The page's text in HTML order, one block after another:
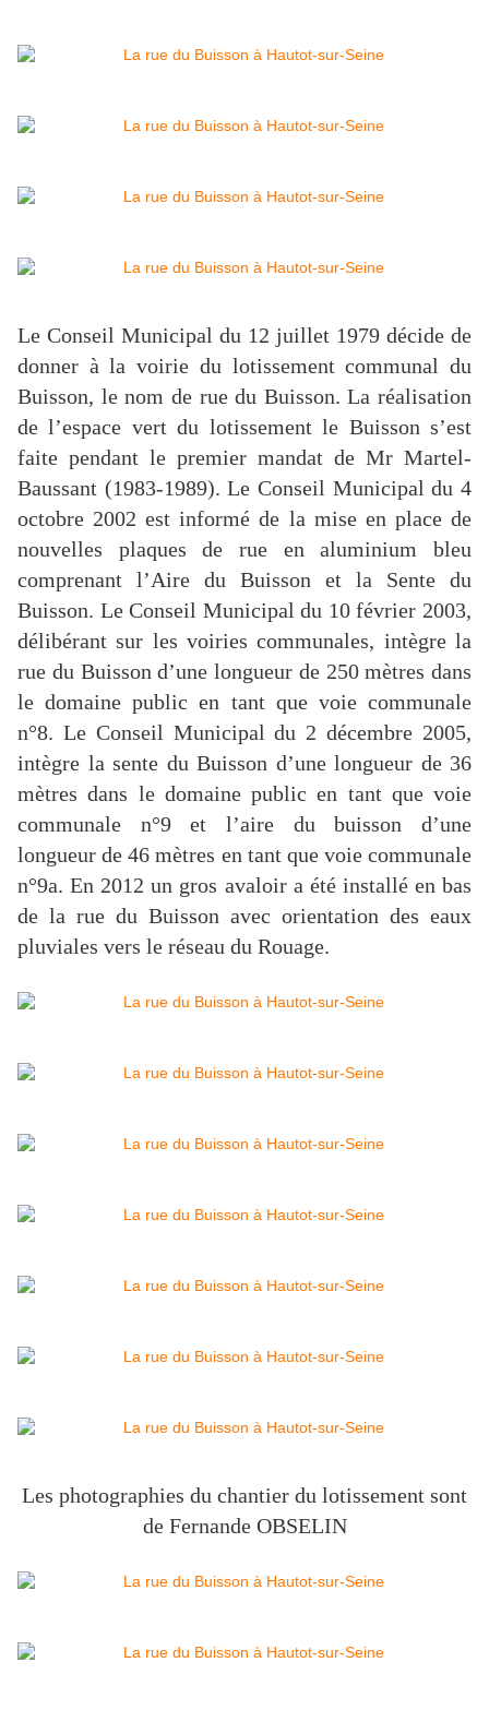
Le Conseil Municipal du 12 juillet 1979 décide de
donner à la voirie du lotissement communal du
Buisson, le nom de rue du Buisson. La réalisation
de l’espace vert du lotissement le Buisson s’est
faite pendant le premier mandat de Mr Martel-
Baussant (1983-1989).Le Conseil Municipal du 4
octobre 2002 est informé de la mise en place de
nouvelles plaques de rue en aluminium bleu
comprenant l’Aire du Buisson et la Sente du
Buisson. Le Conseil Municipal du 10 février 2003,
délibérant sur les voiries communales, intègre la
rue du Buisson d’une longueur de 250 mètres dans
le domaine public en tant que voie communale
n°8. Le Conseil Municipal du 2 décembre 2005,
intègre la sente du Buisson d’une longueur de 36
mètres dans le domaine public en tant que voie
communale n°9 et l’aire du buisson d’une
longueur de 46 mètres en tant que voie communale
n°9a.En 2012 un gros avaloir a été installé en bas
de la rue du Buisson avec orientation des eaux
pluviales vers le réseau du Rouage.
Les photographies du chantier du lotissement sont
de Fernande OBSELIN